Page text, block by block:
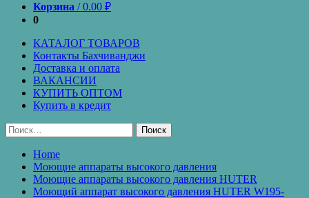
Корзина /0.00 ₽
0
КАТАЛОГ ТОВАРОВ
Контакты Бахчиванджи
Доставка и оплата
ВАКАНСИИ
КУПИТЬ ОПТОМ
Купить в кредит
Найти:
Home
Моющие аппараты высокого давления
Моющие аппараты высокого давления HUTER
Моющий аппарат высокого давления HUTER W195-